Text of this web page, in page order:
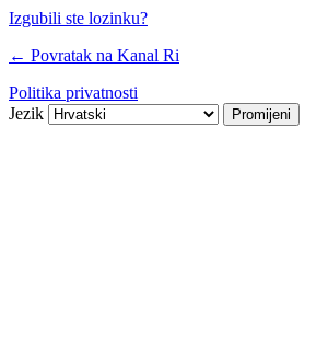
Izgubili ste lozinku?
← Povratak na Kanal Ri
Politika privatnosti
Jezik